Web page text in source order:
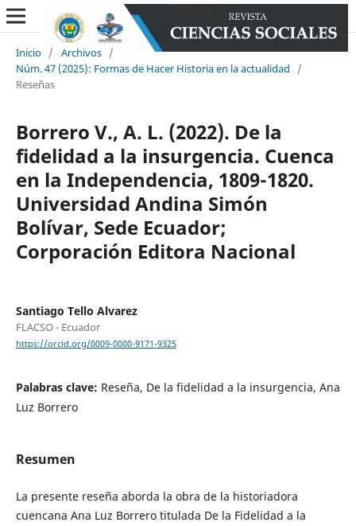
Inicio / Archivos /
Núm. 47 (2025): Formas de Hacer Historia en la actualidad
/
Reseñas
Borrero V., A. L. (2022). De la
fidelidad a la insurgencia. Cuenca
en la Independencia, 1809-1820.
Universidad Andina Simón
Bolívar, Sede Ecuador;
Corporación Editora Nacional
Santiago Tello Alvarez
FLACSO - Ecuador
https://orcid.org/0009-0000-9171-9325
Palabras clave: Reseña, De la fidelidad a la insurgencia, Ana
Luz Borrero
Resumen
La presente reseña aborda la obra de la historiadora
cuencana Ana Luz Borrero titulada De la Fidelidad a la